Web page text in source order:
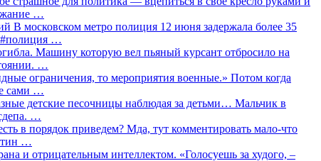
…
В московском метро полиция 12 июня задержала более 35
#полиция …
Машину которую вел пьяный курсант отбросило на
…
ограничения, то мероприятия военные.» Потом когда
сами …
детские песочницы наблюдая за детьми… Мальчик в
…
в порядок приведем? Мда, тут комментировать мало-что
…
и отрицательным интеллектом. «Голосуешь за худого, –